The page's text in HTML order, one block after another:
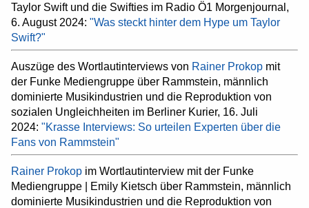
Taylor Swift und die Swifties im Radio Ö1 Morgenjournal,
6. August 2024: "Was steckt hinter dem Hype um Taylor
Swift?"
Auszüge des Wortlautinterviews von Rainer Prokop mit
der Funke Mediengruppe über Rammstein, männlich
dominierte Musikindustrien und die Reproduktion von
sozialen Ungleichheiten im Berliner Kurier, 16. Juli
2024: "Krasse Interviews: So urteilen Experten über die
Fans von Rammstein"
Rainer Prokop im Wortlautinterview mit der Funke
Mediengruppe | Emily Kietsch über Rammstein, männlich
dominierte Musikindustrien und die Reproduktion von